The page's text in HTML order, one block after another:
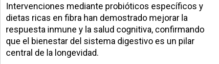
Intervenciones mediante probióticos específicos y
dietas ricas en fibra han demostrado mejorar la
respuesta inmune y la salud cognitiva, confirmando
que el bienestar del sistema digestivo es un pilar
central de la longevidad.